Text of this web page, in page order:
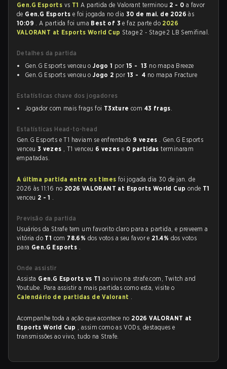
Gen.G Esports vs T1A partida de Valorant terminou 2 - 0 a favor
de Gen.G Esports e foi jogada no dia 30 de mai. de 2026às
10:09 . A partida foi uma Best of 3e faz parte do 2026
VALORANT at Esports World Cup Stage 2 - Stage 2 LB Semifinal.
Detalhes da partida
Gen.G Esports venceu oJogo 1 por 15 - 13 no mapa Breeze
Gen.G Esports venceu oJogo 2 por 13 - 4 no mapa Fracture
Estatísticas chave dos jogadores
Jogador com mais frags foi T3xture com 43 frags.
Estatísticas Head-to-head
Gen.G Esports e T1 haviam se enfrentado 9 vezes . Gen.G Esports
venceu 3 vezes , T1 venceu 6 vezese 0 partidasterminaram
empatadas.
A última partida entre os times foi jogada dia 30 de jan. de
2026 às 11:16 no 2026 VALORANT at Esports World Cup onde T1
venceu 2 - 1 .
Previsão da partida
Usuários da Strafe tem um favorito claro para a partida, e preveem a
vitória do T1 com 78.6% dos votos a seu favor e 21.4% dos votos
para Gen.G Esports .
Onde assistir
Assista Gen.G Esports vs T1ao vivo na strafe.com, Twitch and
Youtube. Para assistir a mais partidas como esta, visite o
Calendário de partidas de Valorant .
Acompanhe toda a ação que acontece no 2026 VALORANT at
Esports World Cup , assim como as VODs, destaques e
transmissões ao vivo, tudo na Strafe.